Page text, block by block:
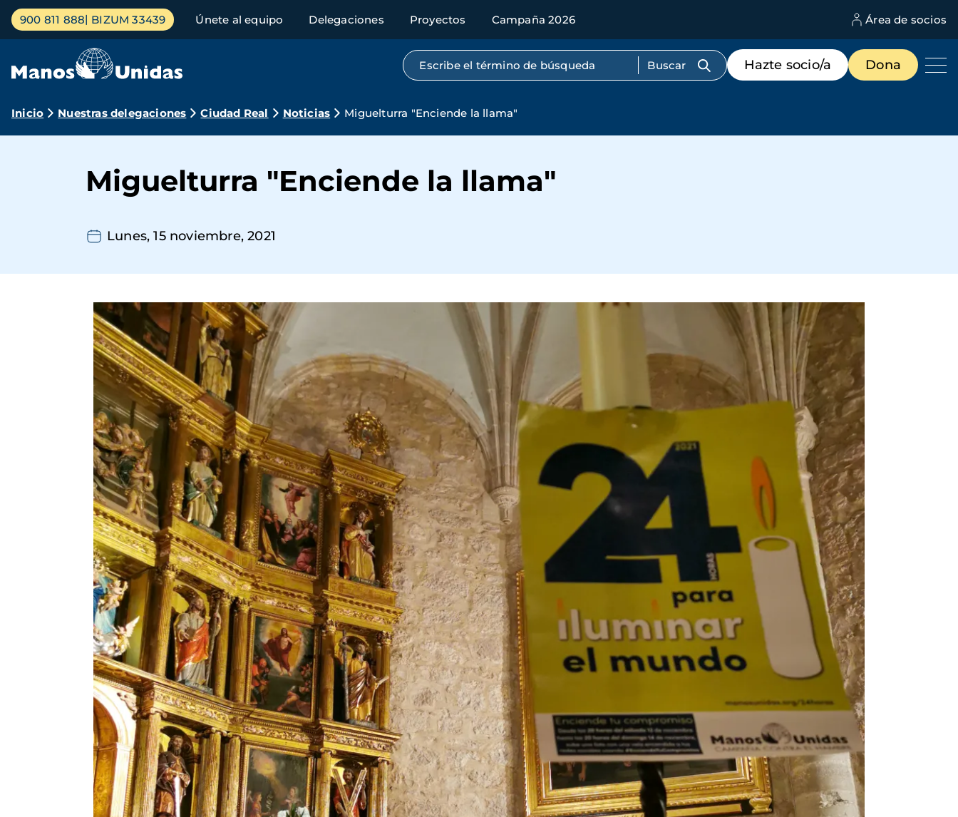
Pasar
contenido
Menú
principal
900 811 888 BIZUM 33439 Únete al equipo Delegaciones Proyectos Campaña 2026 Área de socios
Búsqueda por texto completo
Menú
de
destacados
Hazte socio/a Dona
Ruta
navegación
Inicio Nuestras delegaciones Ciudad Real Noticias Miguelturra "Enciende la llama"
Miguelturra "Enciende la llama"
Lunes, 15 noviembre, 2021